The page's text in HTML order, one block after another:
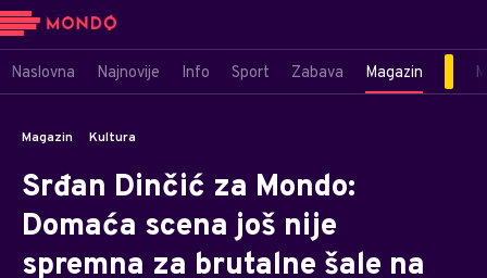
Naslovna Najnovije Info Sport Zabava Magazin
Magazin Kultura
Srđan Dinčić za Mondo:
Domaća scena još nije
spremna za brutalne šale na